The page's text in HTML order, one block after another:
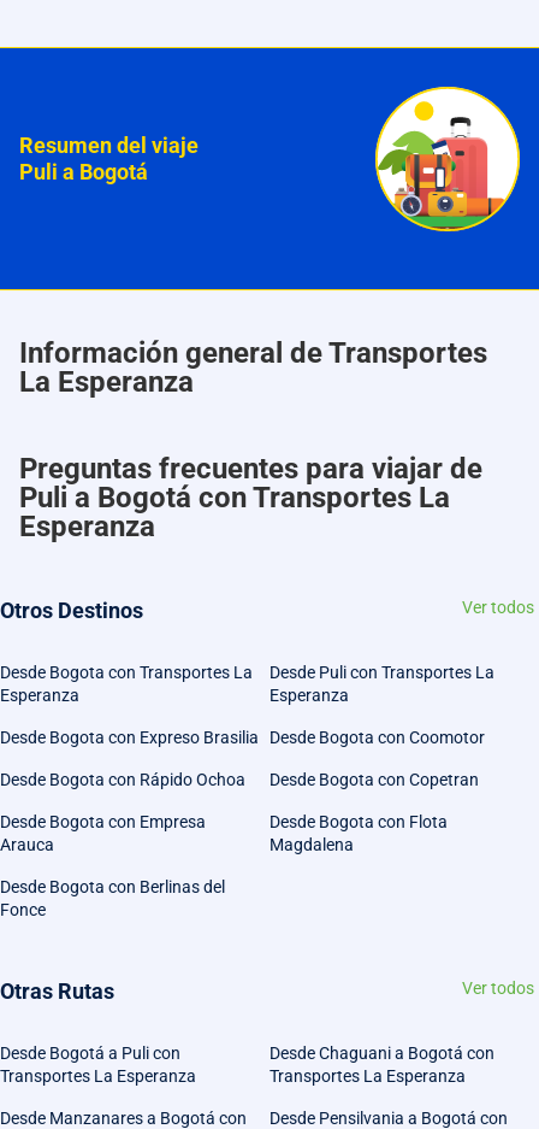
Resumen del viaje
Puli a Bogotá
Información general de Transportes
La Esperanza
Preguntas frecuentes para viajar de
Puli a Bogotá con Transportes La
Esperanza
Otros Destinos Ver todos
Desde Bogota con Transportes La
Esperanza
Desde Puli con Transportes La
Esperanza
Desde Bogota con Expreso Brasilia Desde Bogota con Coomotor
Desde Bogota con Rápido Ochoa Desde Bogota con Copetran
Desde Bogota con Empresa
Arauca
Desde Bogota con Flota
Magdalena
Desde Bogota con Berlinas del
Fonce
Otras Rutas Ver todos
Desde Bogotá a Puli con
Transportes La Esperanza
Desde Chaguani a Bogotá con
Transportes La Esperanza
Desde Manzanares a Bogotá con
Desde Pensilvania a Bogotá con